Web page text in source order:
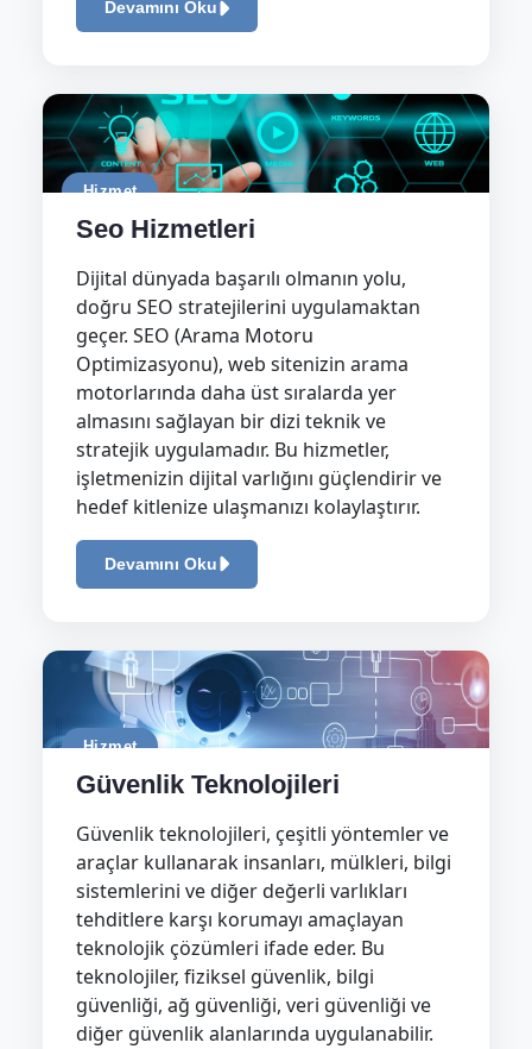
Devamını Oku
Hizmet
Seo Hizmetleri
Dijital dünyada başarılı olmanın yolu,
doğru SEO stratejilerini uygulamaktan
geçer. SEO (Arama Motoru
Optimizasyonu), web sitenizin arama
motorlarında daha üst sıralarda yer
almasını sağlayan bir dizi teknik ve
stratejik uygulamadır. Bu hizmetler,
işletmenizin dijital varlığını güçlendirir ve
hedef kitlenize ulaşmanızı kolaylaştırır.
Devamını Oku
Hizmet
Güvenlik Teknolojileri
Güvenlik teknolojileri, çeşitli yöntemler ve
araçlar kullanarak insanları, mülkleri, bilgi
sistemlerini ve diğer değerli varlıkları
tehditlere karşı korumayı amaçlayan
teknolojik çözümleri ifade eder. Bu
teknolojiler, fiziksel güvenlik, bilgi
güvenliği, ağ güvenliği, veri güvenliği ve
diğer güvenlik alanlarında uygulanabilir.